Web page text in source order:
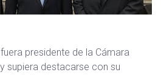
presidente de la Cámara
supiera destacarse con su